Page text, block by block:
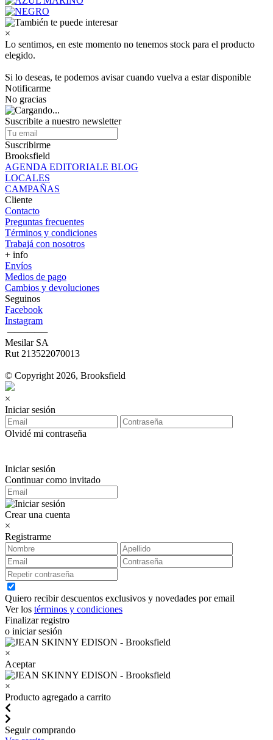
×
Lo sentimos, en este momento no tenemos stock para el producto
elegido.
Si lo deseas, te podemos avisar cuando vuelva a estar disponible
Notificarme
No gracias
Suscribite a nuestro newsletter
Suscribirme
Brooksfield
AGENDA EDITORIALE BLOG
LOCALES
CAMPAÑAS
Cliente
Contacto
Preguntas frecuentes
Términos y condiciones
Trabajá con nosotros
+ info
Envíos
Medios de pago
Cambios y devoluciones
Seguinos
Facebook
Instagram
‎ ──────
Mesilar SA
Rut 213522070013
© Copyright 2026, Brooksfield
×
Iniciar sesión
Olvidé mi contraseña
Iniciar sesión
Continuar como invitado
Crear una cuenta
×
Registrarme
Quiero recibir descuentos exclusivos y novedades por email
Ver los términos y condiciones
Finalizar registro
o iniciar sesión
×
Aceptar
×
Producto agregado a carrito
Seguir comprando